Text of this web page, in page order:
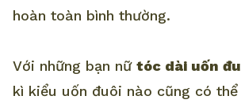
hoàn toàn bình thường.
Với những bạn nữ tóc dài uốn
kì kiểu uốn đuôi nào cũng có